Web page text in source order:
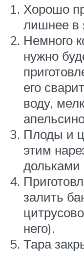
Хорошо
лишнее в
Немного
нужно
его
воду,
Плоды и
этим
дольками
залить
него).
Тара